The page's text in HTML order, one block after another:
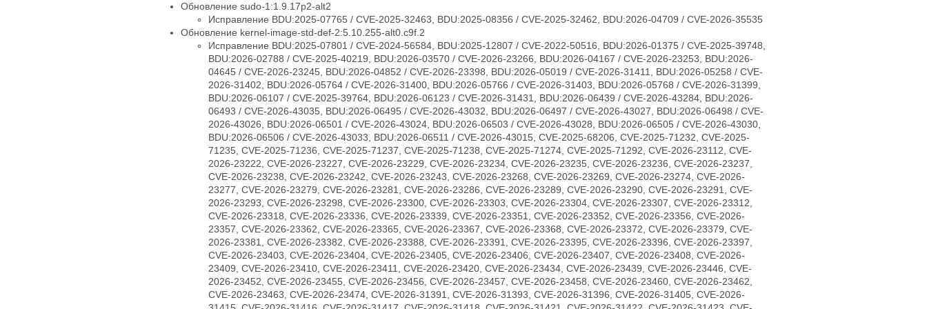
Обновление sudo-1:1.9.17p2-alt2
Исправление BDU:2025-07765 / CVE-2025-32463, BDU:2025-08356 / CVE-2025-32462, BDU:2026-04709 / CVE-2026-35535
Обновление kernel-image-std-def-2:5.10.255-alt0.c9f.2
Исправление BDU:2025-07801 / CVE-2024-56584, BDU:2025-12807 / CVE-2022-50516, BDU:2026-01375 / CVE-2025-39748,
BDU:2026-02788 / CVE-2025-40219, BDU:2026-03570 / CVE-2026-23266, BDU:2026-04167 / CVE-2026-23253, BDU:2026-
04645 / CVE-2026-23245, BDU:2026-04852 / CVE-2026-23398, BDU:2026-05019 / CVE-2026-31411, BDU:2026-05258 / CVE-
2026-31402, BDU:2026-05764 / CVE-2026-31400, BDU:2026-05766 / CVE-2026-31403, BDU:2026-05768 / CVE-2026-31399,
BDU:2026-06107 / CVE-2025-39764, BDU:2026-06123 / CVE-2026-31431, BDU:2026-06439 / CVE-2026-43284, BDU:2026-
06493 / CVE-2026-43035, BDU:2026-06495 / CVE-2026-43032, BDU:2026-06497 / CVE-2026-43027, BDU:2026-06498 / CVE-
2026-43026, BDU:2026-06501 / CVE-2026-43024, BDU:2026-06503 / CVE-2026-43028, BDU:2026-06505 / CVE-2026-43030,
BDU:2026-06506 / CVE-2026-43033, BDU:2026-06511 / CVE-2026-43015, CVE-2025-68206, CVE-2025-71232, CVE-2025-
71235, CVE-2025-71236, CVE-2025-71237, CVE-2025-71238, CVE-2025-71274, CVE-2025-71292, CVE-2026-23112, CVE-
2026-23222, CVE-2026-23227, CVE-2026-23229, CVE-2026-23234, CVE-2026-23235, CVE-2026-23236, CVE-2026-23237,
CVE-2026-23238, CVE-2026-23242, CVE-2026-23243, CVE-2026-23268, CVE-2026-23269, CVE-2026-23274, CVE-2026-
23277, CVE-2026-23279, CVE-2026-23281, CVE-2026-23286, CVE-2026-23289, CVE-2026-23290, CVE-2026-23291, CVE-
2026-23293, CVE-2026-23298, CVE-2026-23300, CVE-2026-23303, CVE-2026-23304, CVE-2026-23307, CVE-2026-23312,
CVE-2026-23318, CVE-2026-23336, CVE-2026-23339, CVE-2026-23351, CVE-2026-23352, CVE-2026-23356, CVE-2026-
23357, CVE-2026-23362, CVE-2026-23365, CVE-2026-23367, CVE-2026-23368, CVE-2026-23372, CVE-2026-23379, CVE-
2026-23381, CVE-2026-23382, CVE-2026-23388, CVE-2026-23391, CVE-2026-23395, CVE-2026-23396, CVE-2026-23397,
CVE-2026-23403, CVE-2026-23404, CVE-2026-23405, CVE-2026-23406, CVE-2026-23407, CVE-2026-23408, CVE-2026-
23409, CVE-2026-23410, CVE-2026-23411, CVE-2026-23420, CVE-2026-23434, CVE-2026-23439, CVE-2026-23446, CVE-
2026-23452, CVE-2026-23455, CVE-2026-23456, CVE-2026-23457, CVE-2026-23458, CVE-2026-23460, CVE-2026-23462,
CVE-2026-23463, CVE-2026-23474, CVE-2026-31391, CVE-2026-31393, CVE-2026-31396, CVE-2026-31405, CVE-2026-